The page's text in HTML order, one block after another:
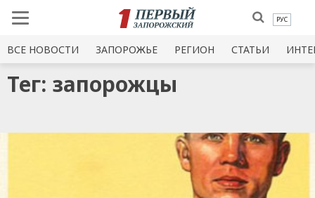
РУС
ВСЕ НОВОСТИ ЗАПОРОЖЬЕ РЕГИОН СТАТЬИ
Тег: запорожцы